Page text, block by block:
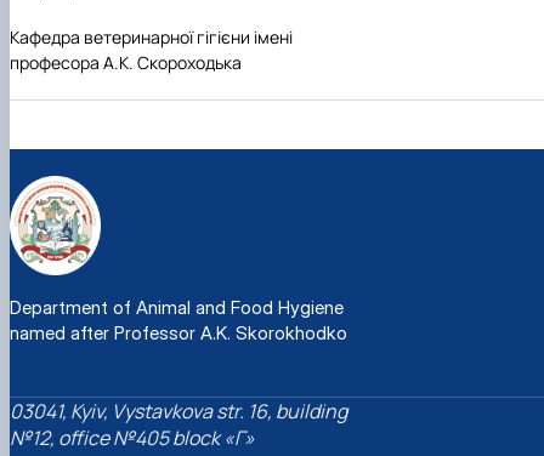
Кафедра ветеринарної гігієни імені
професора А.К. Скороходька
Department of Animal and Food Hygiene
named after Professor A.K. Skorokhodko
03041, Kyiv, Vystavkova str. 16, building
№12, office №405 block «Г»